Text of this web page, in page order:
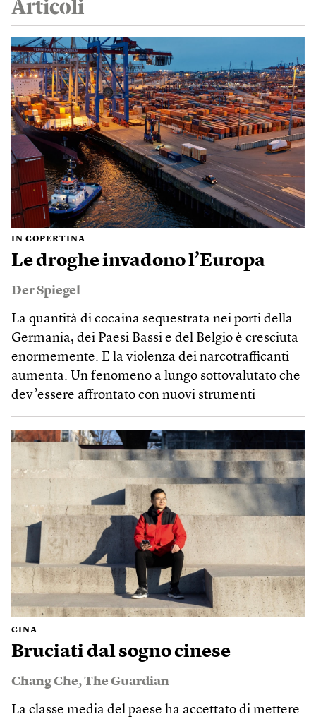
Articoli
IN COPERTINA
Le droghe invadono l’Europa
Der Spiegel
La quantità di cocaina sequestrata nei porti della
Germania, dei Paesi Bassi e del Belgio è cresciuta
enormemente. E la violenza dei narcotrafficanti
aumenta. Un fenomeno a lungo sottovalutato che
dev’essere affrontato con nuovi strumenti
CINA
Bruciati dal sogno cinese
Chang Che,The Guardian
La classe media del paese ha accettato di mettere